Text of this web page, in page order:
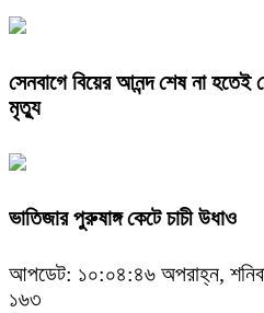
সেনবাগে বিয়ের আনন্দ শেষ না হতেই
মৃত্যু
ভাতিজার পুরুষাঙ্গ কেটে চাচী উধাও
আপডেট: ১০:০৪:৪৬ অপরাহ্ন,
১৬৩